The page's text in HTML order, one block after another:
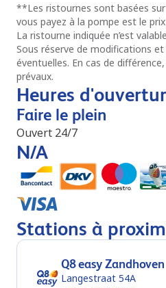
**Les ristournes sont basées
vous payez à la pompe est le
La ristourne indiquée n’est
Sous réserve de modifications
éventuelles. En cas de
prévaux.
Heures
Faire le plein
Ouvert 24/7
N/A
Stations à
Q8 easy Zandhoven
Langestraat 54A